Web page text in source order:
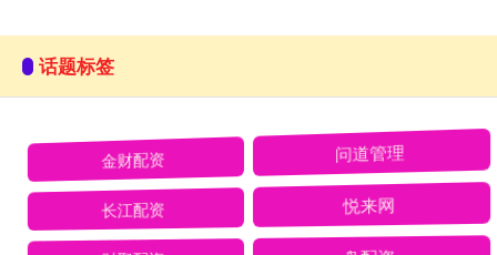
话题标签
金财配资 问道管理
长江配资 悦来网